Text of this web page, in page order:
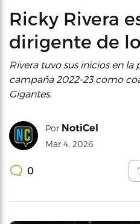
Ricky Rivera
dirigente de
Rivera tuvo sus inicios en
campaña 2022-23 como
Gigantes.
Por NotiCel
Mar 4, 2026
0